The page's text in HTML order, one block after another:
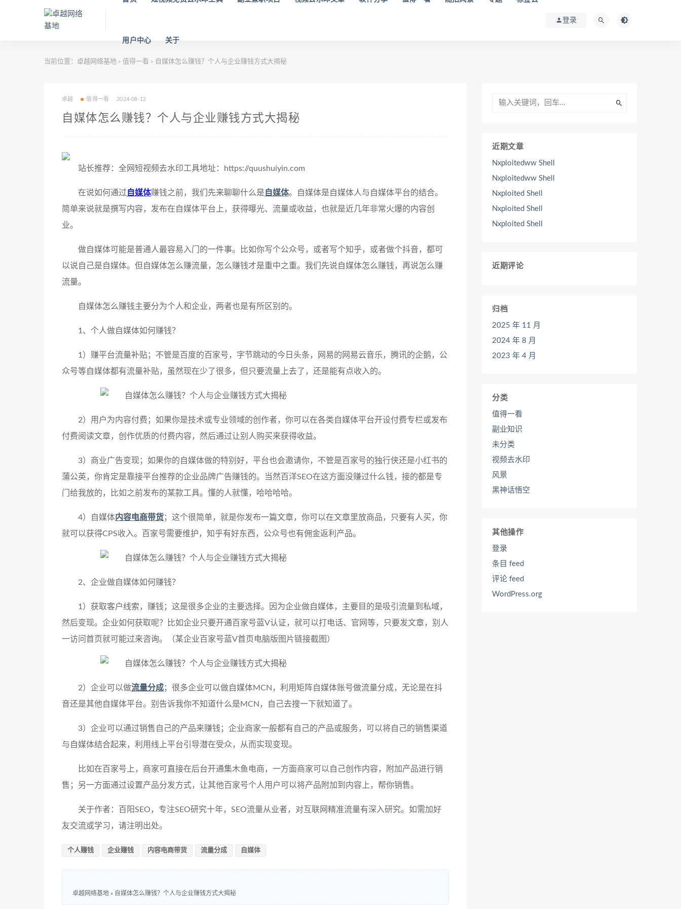
用户中心 关于
登录
当前位置： 卓越网络基地 > 值得一看 > 自媒体怎么赚钱？个人与企业赚钱方式大揭秘
卓越 值得一看 2024-08-12
自媒体怎么赚钱？个人与企业赚钱方式大揭秘
站长推荐：全网短视频去水印工具地址：https://quushuiyin.com
在说如何通过 自媒体赚钱之前，我们先来聊聊什么是 自媒体。自媒体是自媒体人与自媒体平台的结合。
简单来说就是撰写内容，发布在自媒体平台上，获得曝光、流量或收益，也就是近几年非常火爆的内容创
业。
做自媒体可能是普通人最容易入门的一件事。比如你写个公众号，或者写个知乎，或者做个抖音，都可
以说自己是自媒体。但自媒体怎么赚流量，怎么赚钱才是重中之重。我们先说自媒体怎么赚钱，再说怎么赚
流量。
自媒体怎么赚钱主要分为个人和企业，两者也是有所区别的。
1、个人做自媒体如何赚钱？
1）赚平台流量补贴；不管是百度的百家号，字节跳动的今日头条，网易的网易云音乐，腾讯的企鹅，公
众号等自媒体都有流量补贴，虽然现在少了很多，但只要流量上去了，还是能有点收入的。
2）用户为内容付费；如果你是技术或专业领域的创作者，你可以在各类自媒体平台开设付费专栏或发布
付费阅读文章，创作优质的付费内容，然后通过让别人购买来获得收益。
3）商业广告变现；如果你的自媒体做的特别好，平台也会邀请你，不管是百家号的独行侠还是小红书的
蒲公英，你肯定是靠接平台推荐的企业品牌广告赚钱的。当然百洋SEO在这方面没赚过什么钱，接的都是专
门给我放的，比如之前发布的某款工具。懂的人就懂，哈哈哈哈。
4）自媒体内容电商带货；这个很简单，就是你发布一篇文章，你可以在文章里放商品，只要有人买，你
就可以获得CPS收入。百家号需要维护，知乎有好东西，公众号也有佣金返利产品。
2、企业做自媒体如何赚钱？
1）获取客户线索，赚钱；这是很多企业的主要选择。因为企业做自媒体，主要目的是吸引流量到私域，
然后变现。企业如何获取呢？比如企业只要开通百家号蓝V认证，就可以打电话、官网等，只要发文章，别人
一访问首页就可能过来咨询。（某企业百家号蓝V首页电脑版图片链接截图）
2）企业可以做流量分成；很多企业可以做自媒体MCN，利用矩阵自媒体账号做流量分成，无论是在抖
音还是其他自媒体平台。别告诉我你不知道什么是MCN，自己去搜一下就知道了。
3）企业可以通过销售自己的产品来赚钱；企业商家一般都有自己的产品或服务，可以将自己的销售渠道
与自媒体结合起来，利用线上平台引导潜在受众，从而实现变现。
比如在百家号上，商家可直接在后台开通集木鱼电商，一方面商家可以自己创作内容，附加产品进行销
售；另一方面通过设置产品分发方式，让其他百家号个人用户可以将产品附加到内容上，帮你销售。
关于作者：百阳SEO，专注SEO研究十年，SEO流量从业者，对互联网精准流量有深入研究。如需加好
友交流或学习，请注明出处。
个人赚钱 企业赚钱 内容电商带货 流量分成 自媒体
卓越网络基地 » 自媒体怎么赚钱？个人与企业赚钱方式大揭秘
近期文章
Nxploitedww Shell
Nxploitedww Shell
Nxploited Shell
Nxploited Shell
Nxploited Shell
近期评论
归档
2025 年 11 月
2024 年 8 月
2023 年 4 月
分类
值得一看
副业知识
未分类
视频去水印
风景
黑神话悟空
其他操作
登录
条目 feed
评论 feed
WordPress.org